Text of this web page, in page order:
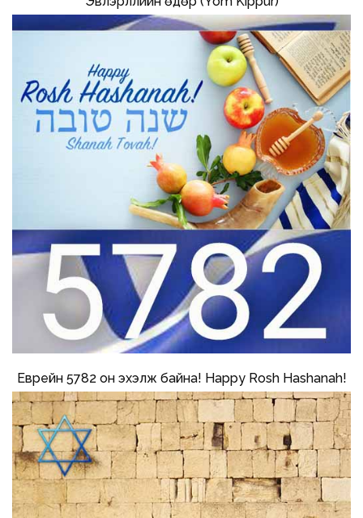
Еврейн 5782 он эхэлж байна! Happy Rosh Hashanah!